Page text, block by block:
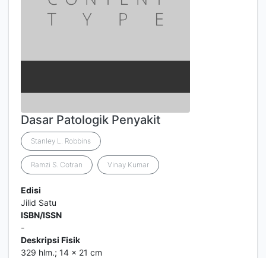
Dasar Patologik Penyakit
Stanley L. Robbins
Ramzi S. Cotran Vinay Kumar
Edisi
Jilid Satu
ISBN/ISSN
-
Deskripsi Fisik
329 hlm.; 14 x 21 cm